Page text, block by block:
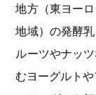
地方（東ヨー
地域）の発酵
ルーツやナッ
むヨーグルトや